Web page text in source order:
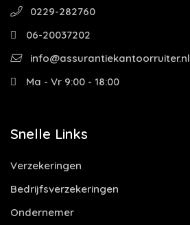
0229-282760
06-20037202
info@assurantiekantoorruiter.nl
Ma - Vr 9:00 - 18:00
Snelle Links
Verzekeringen
Bedrijfsverzekeringen
Ondernemer